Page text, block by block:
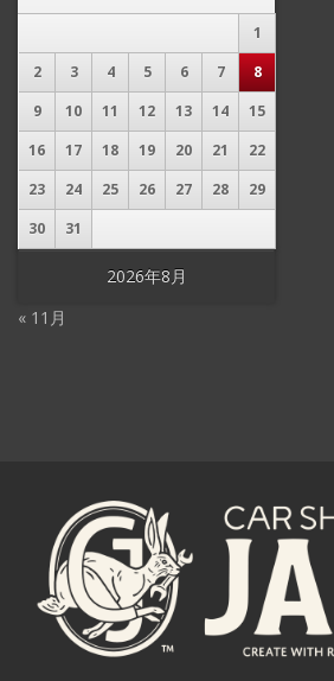
2026年8月
1
2
3 4 5 6 7
8
9
10 11 12 13 14
15
16
17 18 19 20 21
22
23
24 25 26 27 28
29
30
31
« 11月